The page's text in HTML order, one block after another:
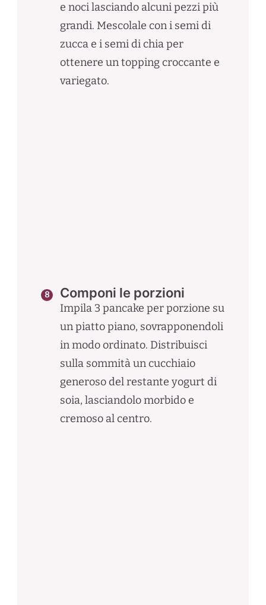
e noci lasciando alcuni pezzi più
grandi. Mescolale con i semi di
zucca e i semi di chia per
ottenere un topping croccante e
variegato.
Componi le porzioni
Impila 3 pancake per porzione su
un piatto piano, sovrapponendoli
in modo ordinato. Distribuisci
sulla sommità un cucchiaio
generoso del restante yogurt di
soia, lasciandolo morbido e
cremoso al centro.